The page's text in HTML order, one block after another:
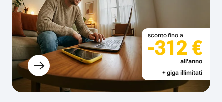
sconto fino a
-312 €
all'anno
+ giga illimitati